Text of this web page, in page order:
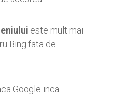
este mult mai
Bing fata de
Google inca